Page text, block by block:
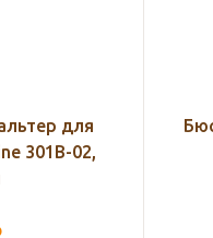
307В-14,
черным